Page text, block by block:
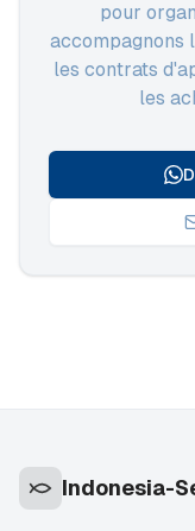
pour
accompagnons
les contrats
les
Indonesia-